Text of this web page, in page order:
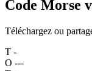
Code Morse
Téléchargez ou
T -
O ---